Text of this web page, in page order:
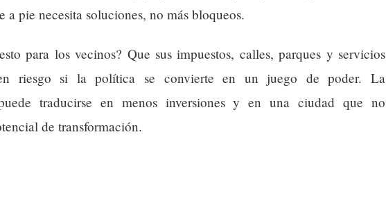
a pie necesita soluciones, no más bloqueos.
para los vecinos? Que sus impuestos, calles, parques y servicios
riesgo si la política se convierte en un juego de poder. La
traducirse en menos inversiones y en una ciudad que no
de transformación.